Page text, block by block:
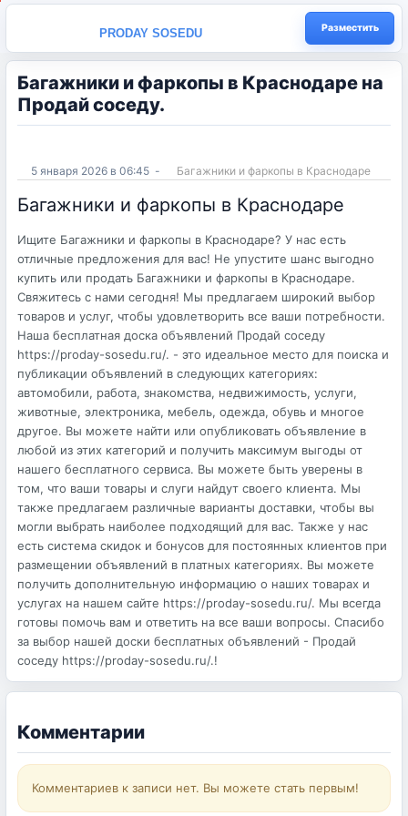
PRODAY SOSEDU Разместить
Багажники и фаркопы в Краснодаре на
Продай соседу.
5 января 2026 в 06:45 - Багажники и фаркопы в Краснодаре
Багажники и фаркопы в Краснодаре
Ищите Багажники и фаркопы в Краснодаре? У нас есть
отличные предложения для вас! Не упустите шанс выгодно
купить или продать Багажники и фаркопы в Краснодаре.
Свяжитесь с нами сегодня! Мы предлагаем широкий выбор
товаров и услуг, чтобы удовлетворить все ваши потребности.
Наша бесплатная доска объявлений Продай соседу
https://proday-sosedu.ru/. - это идеальное место для поиска и
публикации объявлений в следующих категориях:
автомобили, работа, знакомства, недвижимость, услуги,
животные, электроника, мебель, одежда, обувь и многое
другое. Вы можете найти или опубликовать объявление в
любой из этих категорий и получить максимум выгоды от
нашего бесплатного сервиса. Вы можете быть уверены в
том, что ваши товары и слуги найдут своего клиента. Мы
также предлагаем различные варианты доставки, чтобы вы
могли выбрать наиболее подходящий для вас. Также у нас
есть система скидок и бонусов для постоянных клиентов при
размещении объявлений в платных категориях. Вы можете
получить дополнительную информацию о наших товарах и
услугах на нашем сайте https://proday-sosedu.ru/. Мы всегда
готовы помочь вам и ответить на все ваши вопросы. Спасибо
за выбор нашей доски бесплатных объявлений - Продай
соседу https://proday-sosedu.ru/.!
Комментарии
Комментариев к записи нет. Вы можете стать первым!